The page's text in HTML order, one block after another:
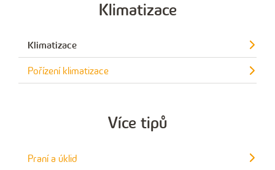
Klimatizace
Klimatizace
Pořízení klimatizace
Více tipů
Praní a úklid